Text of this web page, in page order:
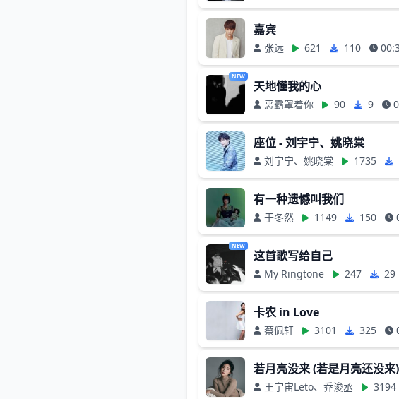
嘉宾
张远 621 110
NEW
天地懂我的心
恶霸罩着你 90 9
座位 - 刘宇宁、姚晓棠
刘宇宁、姚晓棠 1735
有一种遗憾叫我们
于冬然 1149 150
NEW
这首歌写给自己
My Ringtone 247 29
卡农 in Love
蔡佩轩 3101 325
若月亮没来 (若是月亮还没来)
王宇宙Leto、乔浚丞 3194